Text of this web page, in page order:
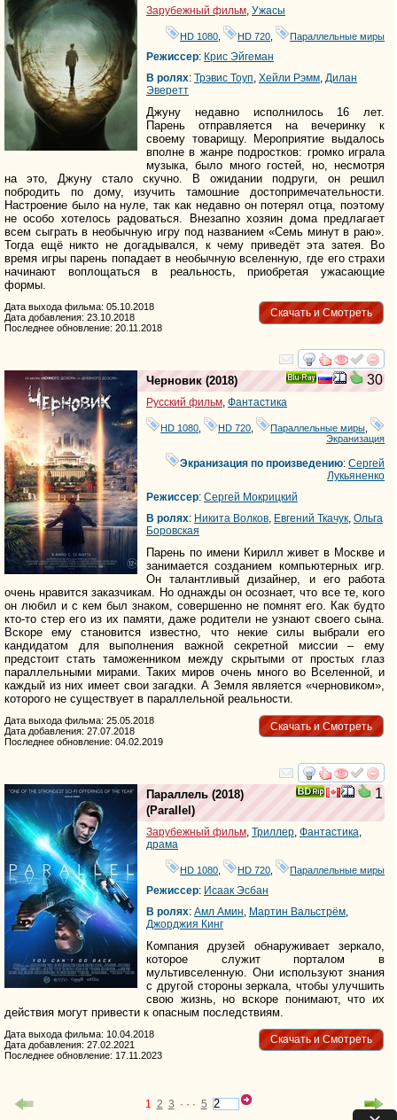
Зарубежный фильм, Ужасы
HD 1080 HD 720 Параллельные миры
Режиссер: Крис Эйгеман
В ролях: Трэвис Тоуп, Хейли Рэмм, Дилан
Эверетт
Джуну недавно исполнилось 16 лет.
Парень отправляется на вечеринку к
своему товарищу. Мероприятие выдалось
вполне в жанре подростков: громко играла
музыка, было много гостей, но, несмотря
на это, Джуну стало скучно. В ожидании подруги, он решил
побродить по дому, изучить тамошние достопримечательности.
Настроение было на нуле, так как недавно он потерял отца, поэтому
не особо хотелось радоваться. Внезапно хозяин дома предлагает
всем сыграть в необычную игру под названием «Семь минут в раю».
Тогда ещё никто не догадывался, к чему приведёт эта затея. Во
время игры парень попадает в необычную вселенную, где его страхи
начинают воплощаться в реальность, приобретая ужасающие
формы.
Скачать и Смотреть
Дата выхода фильма: 05.10.2018
Дата добавления: 23.10.2018
Последнее обновление: 20.11.2018
смотреть
Ray
30
Черновик (2018)
Русский фильм, Фантастика
HD 1080 HD 720 Параллельные миры
Экранизация
Экранизация по произведению:Сергей
Лукьяненко
Режиссер: Сергей Мокрицкий
В ролях: Никита Волков, Евгений Ткачук, Ольга
Боровская
Парень по имени Кирилл живет в Москве и
занимается созданием компьютерных игр.
Он талантливый дизайнер, и его работа
очень нравится заказчикам. Но однажды он осознает, что все те, кого
он любил и с кем был знаком, совершенно не помнят его. Как будто
кто-то стер его из их памяти, даже родители не узнают своего сына.
Вскоре ему становится известно, что некие силы выбрали его
кандидатом для выполнения важной секретной миссии – ему
предстоит стать таможенником между скрытыми от простых глаз
параллельными мирами. Таких миров очень много во Вселенной, и
каждый из них имеет свои загадки. А Земля является «черновиком»,
которого не существует в параллельной реальности.
Скачать и Смотреть
Дата выхода фильма: 25.05.2018
Дата добавления: 27.07.2018
Последнее обновление: 04.02.2019
смотреть
1
Параллель (2018)
(Parallel)
Зарубежный фильм Триллер Фантастика
драма
HD 1080 HD 720 Параллельные миры
Режиссер: Исаак Эсбан
В ролях: Амл Амин Мартин Вальстрём
Джорджия Кинг
Компания друзей обнаруживает зеркало,
которое служит порталом в
мультивселенную. Они используют знания
с другой стороны зеркала, чтобы улучшить
свою жизнь, но вскоре понимают, что их
действия могут привести к опасным последствиям.
Скачать и Смотреть
Дата выхода фильма: 10.04.2018
Дата добавления: 27.02.2021
Последнее обновление: 17.11.2023
1 2 3 · · · 5